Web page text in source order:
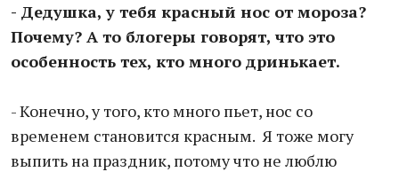
- Дедушка, у тебя красный нос от мороза?
Почему? А то блогеры говорят, что это
особенность тех, кто много дринькает.
- Конечно, у того, кто много пьет, нос со
временем становится красным. Я тоже могу
выпить на праздник, потому что не люблю